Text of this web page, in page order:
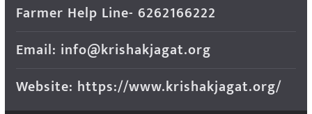
Farmer Help Line- 6262166222
Email: info@krishakjagat.org
Website: https://www.krishakjagat.org/